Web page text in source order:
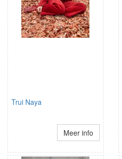
Trui Naya
Meer info